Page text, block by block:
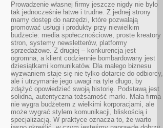
Prowadzenie własnej firmy jeszcze nigdy nie było
tak jednocześnie łatwe i trudne. Z jednej strony
mamy dostęp do narzędzi, które pozwalają
promować usługi i produkty przy niewielkim
budżecie: media społecznościowe, proste kreatory
stron, systemy newsletterów, platformy
sprzedażowe. Z drugiej – konkurencja jest
ogromna, a klient codziennie bombardowany jest
dziesiątkami komunikatów. Dla małego biznesu
wyzwaniem staje się nie tylko dotarcie do odbiorcy,
ale i utrzymanie jego uwagi na tyle długo, by
zdążyć opowiedzieć swoją historię. Podstawą jest
solidna, autentyczna tożsamość marki. Mała firma
nie wygra budżetem z wielkimi korporacjami, ale
może wygrać stylem komunikacji, bliskością i
specjalizacją. W praktyce oznacza to, że warto